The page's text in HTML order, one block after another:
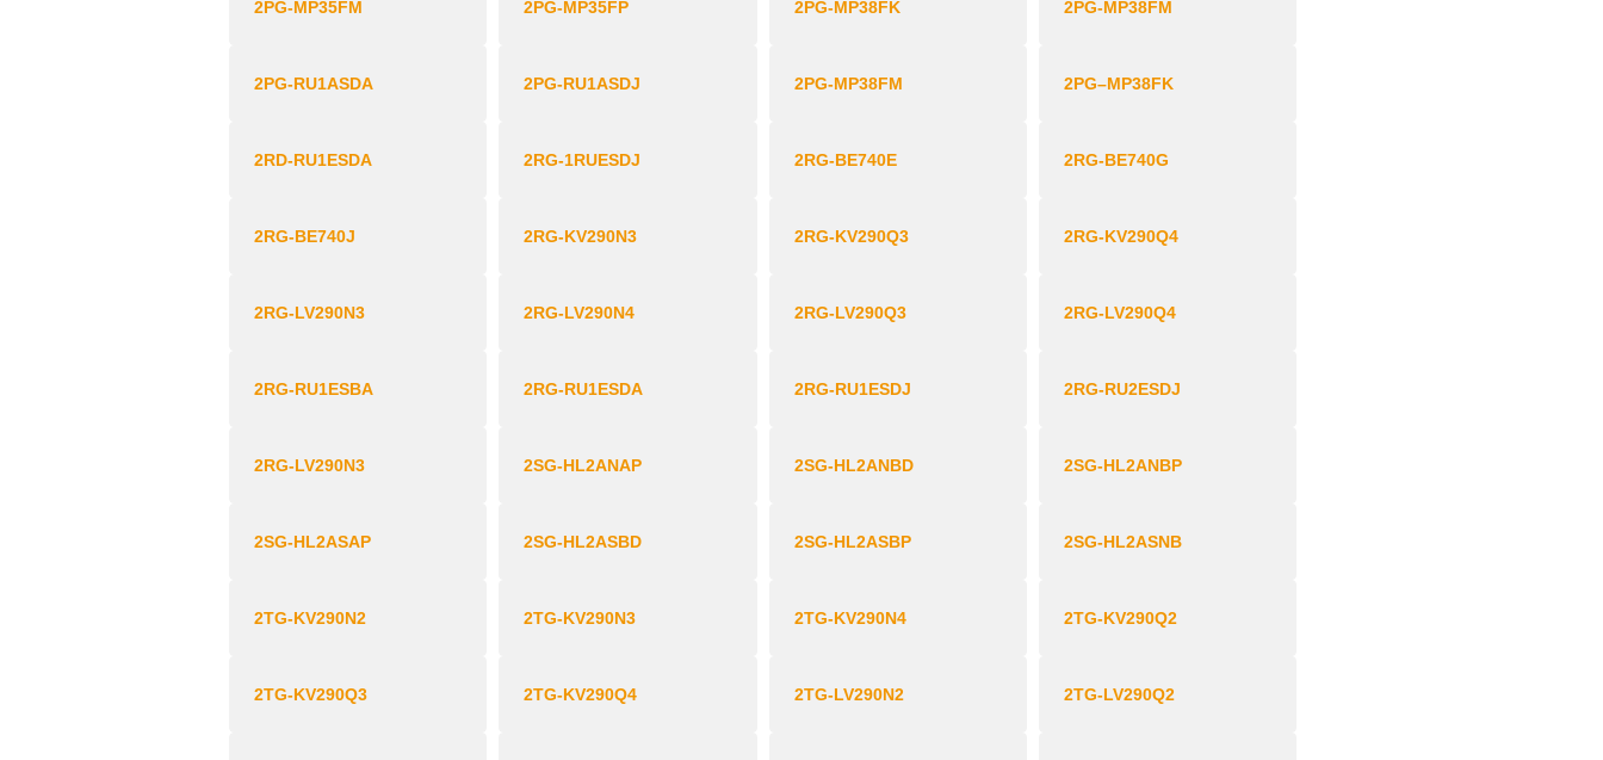
2PG-MP35FM 2PG-MP35FP 2PG-MP38FK 2PG-MP38FM
2PG-RU1ASDA 2PG-RU1ASDJ 2PG‑MP38FM 2PG–MP38FK
2RD-RU1ESDA 2RG-1RUESDJ 2RG-BE740E 2RG-BE740G
2RG-BE740J 2RG-KV290N3 2RG-KV290Q3 2RG-KV290Q4
2RG-LV290N3 2RG-LV290N4 2RG-LV290Q3 2RG-LV290Q4
2RG-RU1ESBA 2RG-RU1ESDA 2RG-RU1ESDJ 2RG-RU2ESDJ
2RG‐LV290N3 2SG-HL2ANAP 2SG-HL2ANBD 2SG-HL2ANBP
2SG-HL2ASAP 2SG-HL2ASBD 2SG-HL2ASBP 2SG-HL2ASNB
2TG-KV290N2 2TG-KV290N3 2TG-KV290N4 2TG-KV290Q2
2TG-KV290Q3 2TG-KV290Q4 2TG-LV290N2 2TG-LV290Q2